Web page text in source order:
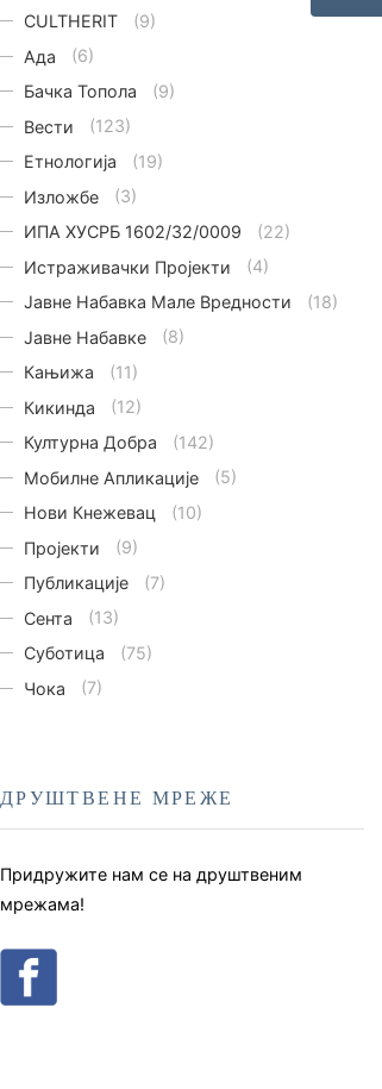
CULTHERIT
(9)
Ада
(6)
Бачка Топола
(9)
Вести
(123)
Етнологијa
(19)
Изложбе
(3)
ИПА ХУСРБ 1602/32/0009
(22)
Истраживачки Пројекти
(4)
Јавне Набавка Мале Вредности
(18)
Јавне Набавке
(8)
Кањижа
(11)
Кикинда
(12)
Културна Добра
(142)
Мобилне Апликације
(5)
Нови Кнежевац
(10)
Пројекти
(9)
Публикације
(7)
Сента
(13)
Суботица
(75)
Чока
(7)
ДРУШТВЕНЕ МРЕЖЕ
Придружите нам се на друштвеним
мрежама!